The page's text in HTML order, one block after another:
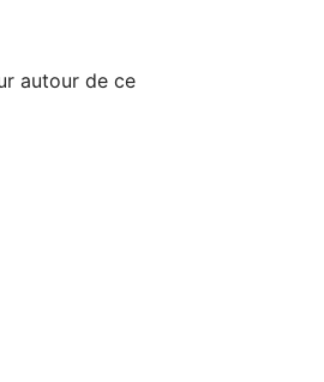
autour de ce